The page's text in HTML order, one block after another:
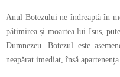
Anul Botezului ne îndreaptă în
pătimirea și moartea lui Isus,
Dumnezeu. Botezul este
neapărat imediat, însă